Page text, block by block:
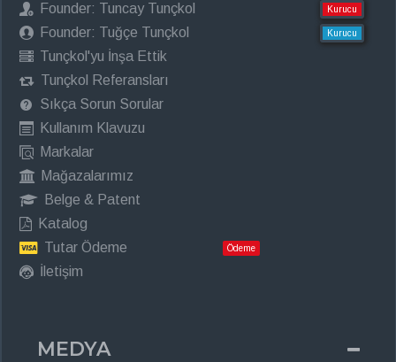
Founder: Tuncay Tunçkol
Kurucu
Founder: Tuğçe Tunçkol Kurucu
Tunçkol'yu İnşa Ettik
Tunçkol Referansları
Sıkça Sorun Sorular
Kullanım Klavuzu
Markalar
Mağazalarımız
Belge & Patent
Katalog
Tutar Ödeme
Ödeme
İletişim
MEDYA